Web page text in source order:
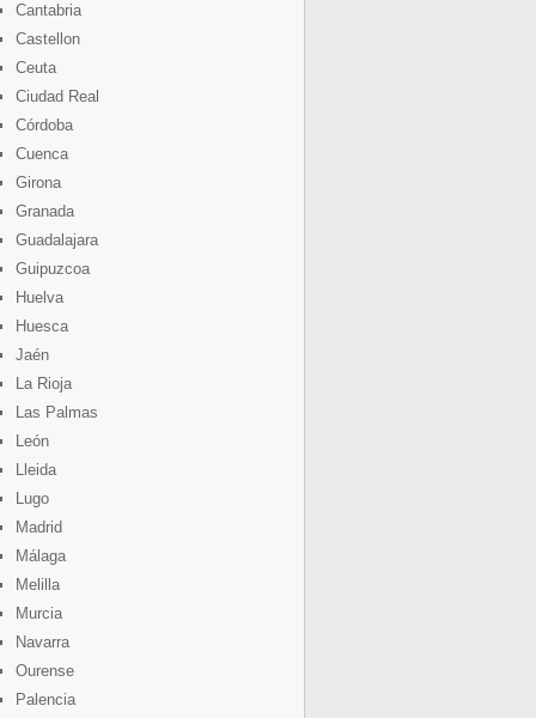
Cantabria
Castellon
Ceuta
Ciudad Real
Córdoba
Cuenca
Girona
Granada
Guadalajara
Guipuzcoa
Huelva
Huesca
Jaén
La Rioja
Las Palmas
León
Lleida
Lugo
Madrid
Málaga
Melilla
Murcia
Navarra
Ourense
Palencia